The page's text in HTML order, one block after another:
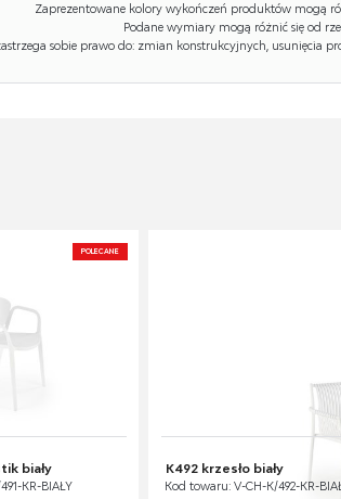
Zaprezentowane kolory wykończeń produktów mogą
Podane wymiary mogą różnić się od
sobie prawo do: zmian konstrukcyjnych, usunięcia
POLECANE
biały
KR-BIAŁY
K492 krzesło biały
Kod towaru: V-CH-K/492-KR-